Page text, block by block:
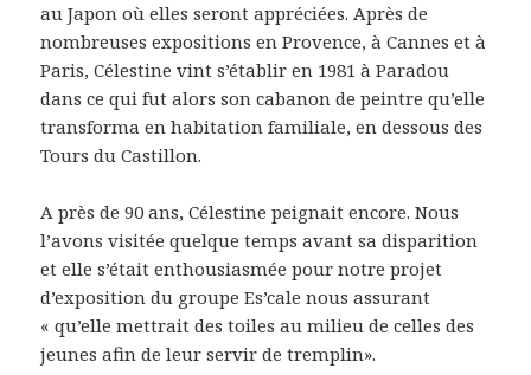
au Japon où elles seront appréciées. Après de
nombreuses expositions en Provence, à Cannes et à
Paris, Célestine vint s’établir en 1981 à Paradou
dans ce qui fut alors son cabanon de peintre qu’elle
transforma en habitation familiale, en dessous des
Tours du Castillon.
A près de 90 ans, Célestine peignait encore. Nous
l’avons visitée quelque temps avant sa disparition
et elle s’était enthousiasmée pour notre projet
d’exposition du groupe Es’cale nous assurant
« qu’elle mettrait des toiles au milieu de celles des
jeunes afin de leur servir de tremplin».